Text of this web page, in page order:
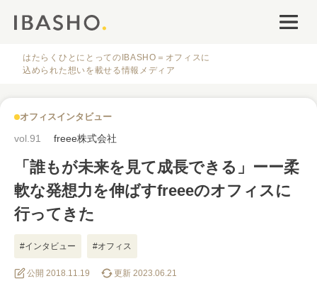
ファシリティナレッジ
IBASHOについて
人気のタグ
はたらくひとにとってのIBASHO＝オフィスに
込められた想いを載せる情報メディア
オフィスインタビュー
vol.91 freee株式会社
「誰もが未来を見て成長できる」ーー柔
軟な発想力を伸ばすfreeeのオフィスに
行ってきた
#インタビュー #オフィス
公開 2018.11.19 更新 2023.06.21